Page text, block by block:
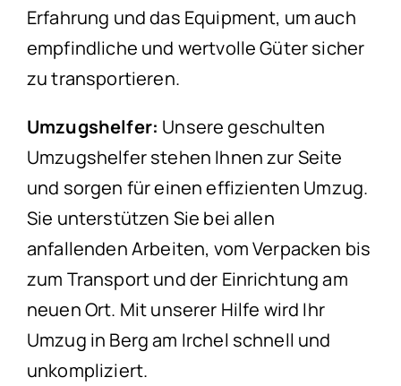
Erfahrung und das Equipment, um auch
empfindliche und wertvolle Güter sicher
zu transportieren.
Umzugshelfer: Unsere geschulten
Umzugshelfer stehen Ihnen zur Seite
und sorgen für einen effizienten Umzug.
Sie unterstützen Sie bei allen
anfallenden Arbeiten, vom Verpacken bis
zum Transport und der Einrichtung am
neuen Ort. Mit unserer Hilfe wird Ihr
Umzug in Berg am Irchel schnell und
unkompliziert.